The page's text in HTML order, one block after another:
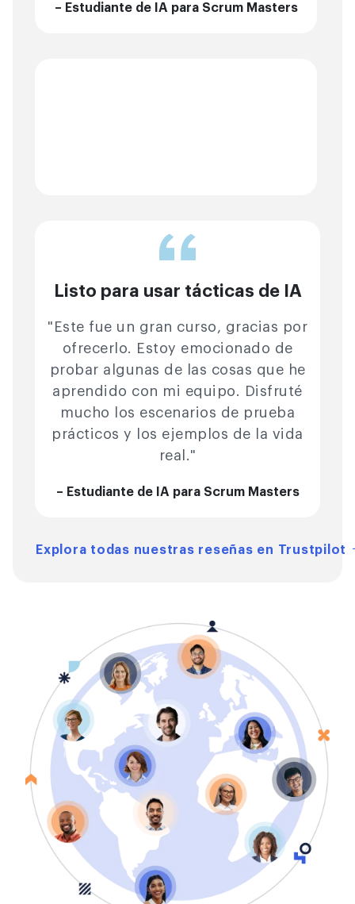
– Estudiante de IA para Scrum Masters
Listo para usar tácticas de IA
"Este fue un gran curso, gracias por
ofrecerlo. Estoy emocionado de
probar algunas de las cosas que he
aprendido con mi equipo. Disfruté
mucho los escenarios de prueba
prácticos y los ejemplos de la vida
real."
– Estudiante de IA para Scrum Masters
Explora todas nuestras reseñas en Trustpilot